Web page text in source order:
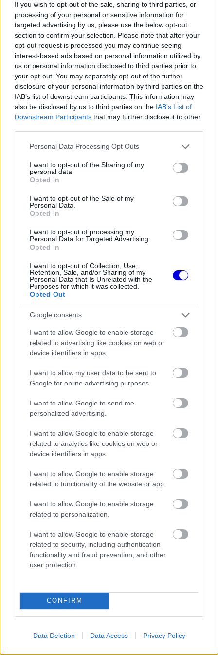
If you wish to opt-out of the sale, sharing to third parties, or
processing of your personal or sensitive information for
targeted advertising by us, please use the below opt-out
section to confirm your selection. Please note that after your
opt-out request is processed you may continue seeing
interest-based ads based on personal information utilized by
us or personal information disclosed to third parties prior to
your opt-out. You may separately opt-out of the further
disclosure of your personal information by third parties on the
IAB’s list of downstream participants. This information may
also be disclosed by us to third parties on the IAB’s List of
Downstream Participants that may further disclose it to other
Please note that this website/app uses one or more Google
not limited to your visit or usage behaviour. You may click to
grant or deny consent to Google and its third-party tags to
use your data for below specified purposes in below Google
consent section.
Personal Data Processing Opt Outs
I want to opt-out of the Sharing of my
personal data.
Opted In
I want to opt-out of the Sale of my
Personal Data.
Opted In
I want to opt-out of processing my
Personal Data for Targeted Advertising.
Opted In
I want to opt-out of Collection, Use,
Retention, Sale, and/or Sharing of my
Personal Data that Is Unrelated with the
Purposes for which it was collected.
Opted Out
Google consents
I want to allow Google to enable storage
related to advertising like cookies on web or
device identifiers in apps.
I want to allow my user data to be sent to
Google for online advertising purposes.
I want to allow Google to send me
personalized advertising.
I want to allow Google to enable storage
related to analytics like cookies on web or
device identifiers in apps.
I want to allow Google to enable storage
related to functionality of the website or app.
I want to allow Google to enable storage
related to personalization.
I want to allow Google to enable storage
related to security, including authentication
functionality and fraud prevention, and other
user protection.
CONFIRM
Data Deletion Data Access Privacy Policy
Grosjean 27 másodpercig volt a lángok
fogságában, mielőtt kiszabadult volna az égő
roncsból, és csupán kezén szenvedett égési
sérüléseket. A baleset olyan súlyos volt, hogy a
Haas csapata akkor úgy döntött, újoncokkal
folytatja a következő szezonban.
Player
This
modal
window.
is not supported.
A borzasztó incidens megakadályozta Grosjeant
mivel ki kellett hagynia a szezon hátralevő részét.
Most azonban lehetőséget kapott korábbi
csapatától arra, hogy újra kipróbálhasson egy F1-
EZEKET IS AJÁNLJUK
FORMA-1
Váratlan mentőövet kaphat Liam
Lawson a Red Bulltól
FORMA-1
trükkjén és elárulta a távozási
pletykák valódi okát
Adrian Newey tiszta vizet öntött a
pohárba Fernando Alonso jövőjéről
Mugellóban a VF-23-as autóval, amelyet a Haas
a 2023-as szezonban használt, Grosjean ismét
körülmények között zajlott a teszt, az autón pedig
a francia versenyző 2014 óta használt 8-as